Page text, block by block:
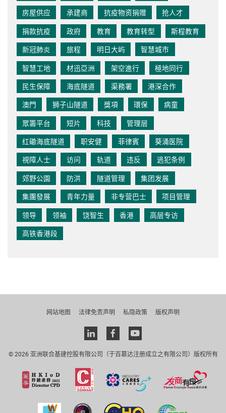
房屋供应
承建商 抗疫物资捐赠
抢人才
捐款抗疫
政府 教育 教育转型
斯程教育
新冠肺炎
旅程 明日大屿
智慧城市
智慧工地
材迅亞洲 架空進行
極地同行
民生保障
海底隧道 渠務署
港深合作
澳門
狮子山隧道 獎項 環保
病童
眾籌平台
短片 科技
管理层
红磡海底隧道
职安健 菲律賓
葵涌医院
視障人士
访问 轨道 违反
逃犯条例
郊野公園
防洪 隧道管理
集团发展
集團發展
青年力量 非专营巴士
项目管理
领导
领袖 饶智生 香港
高层专访
高铁香港段
网站地图 法律免责声明 私隐政策 版权声明
Linkedinfacebookyoutube
© 2026 亚洲联合基建控股有限公司（于百慕达注册成立之有限公司）版权所有